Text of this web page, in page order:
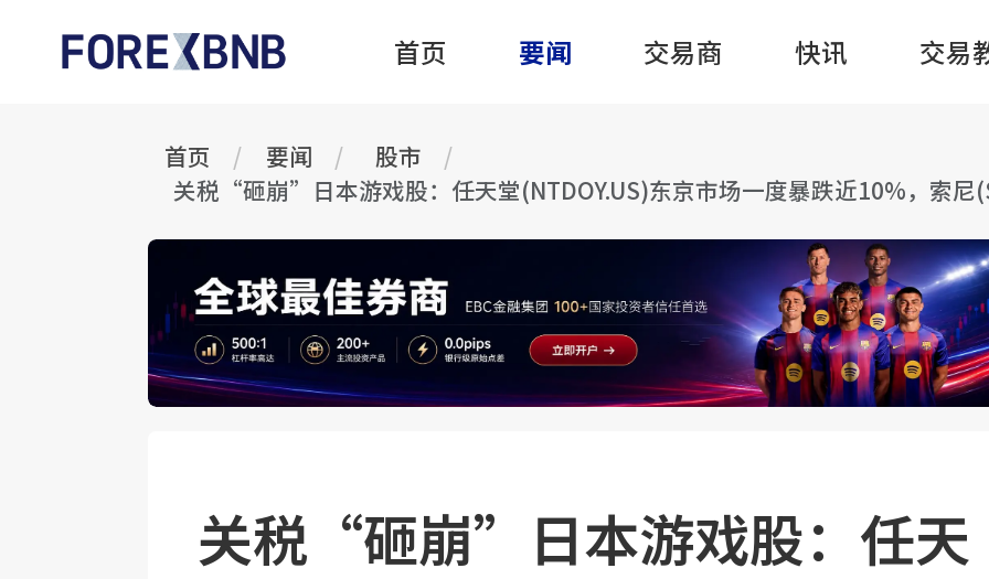
首页 要闻 交易商 快讯 交易
首页 要闻
股市
关税“砸崩”日本游戏股：任天堂(NTDOY.US)东京市场一度暴跌近10%，索尼
关税“砸崩”日本游戏股：任天